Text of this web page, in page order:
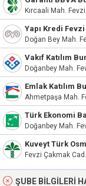
Kırcaali Mah.
Yapı Kredi
Doğan Bey Mah.
Vakıf Katılım
Emlak Katılım
Ahmetpaşa Mah.
Türk Ekonomi
Doğanbey Mah.
Kuveyt Türk
Fevzi Çakmak
ŞUBE BILGILERI